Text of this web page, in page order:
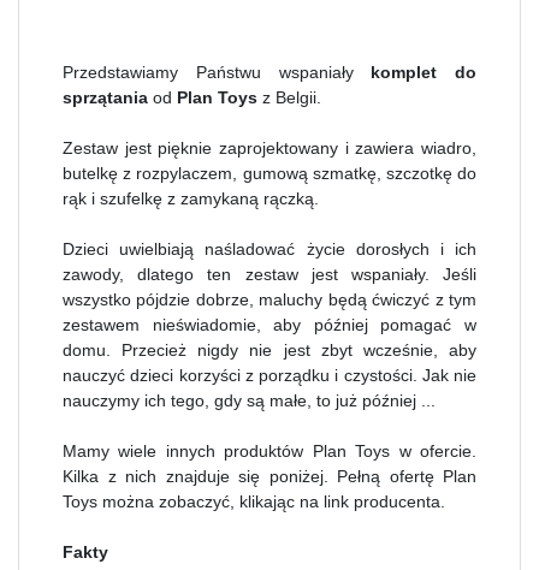
Przedstawiamy Państwu wspaniały komplet do
sprzątania od Plan Toys z Belgii.
Zestaw jest pięknie zaprojektowany i zawiera wiadro,
butelkę z rozpylaczem, gumową szmatkę, szczotkę do
rąk i szufelkę z zamykaną rączką.
Dzieci uwielbiają naśladować życie dorosłych i ich
zawody, dlatego ten zestaw jest wspaniały. Jeśli
wszystko pójdzie dobrze, maluchy będą ćwiczyć z tym
zestawem nieświadomie, aby później pomagać w
domu. Przecież nigdy nie jest zbyt wcześnie, aby
nauczyć dzieci korzyści z porządku i czystości. Jak nie
nauczymy ich tego, gdy są małe, to już później ...
Mamy wiele innych produktów Plan Toys w ofercie.
Kilka z nich znajduje się poniżej. Pełną ofertę Plan
Toys można zobaczyć, klikając na link producenta.
Fakty